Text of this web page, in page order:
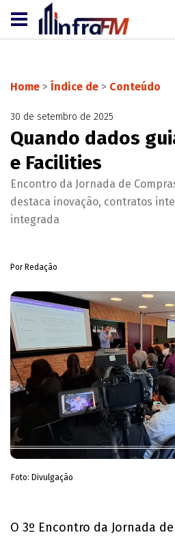
Home > Índice de > Conteúdo
30 de setembro de 2025
Quando dados
e Facilities
Encontro da Jornada de
destaca inovação, contratos
integrada
Por Redação
Foto: Divulgação
O 3º Encontro da Jornada